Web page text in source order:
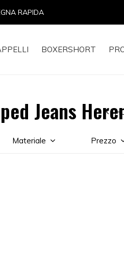
BOXERSHORT
RAPIDA
Jeans
Materiale Prezzo